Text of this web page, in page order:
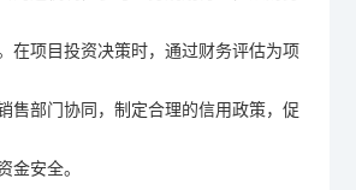
在项目投资决策时，通过财务评估为项
售部门协同，制定合理的信用政策，促
金安全。